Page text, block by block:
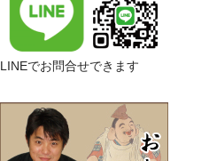
LINEでお問合せできます